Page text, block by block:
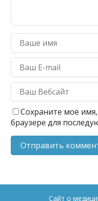
Сохраните моё
браузере для
Сайт о